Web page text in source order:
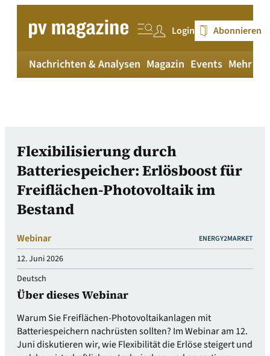
Login Abonnieren
Nachrichten & Analysen Magazin Events Mehr
Flexibilisierung durch
Batteriespeicher: Erlösboost für
Freiflächen-Photovoltaik im
Bestand
Webinar ENERGY2MARKET
12. Juni 2026
Deutsch
Über dieses Webinar
Warum Sie Freiflächen-Photovoltaikanlagen mit
Batteriespeichern nachrüsten sollten? Im Webinar am 12.
Juni diskutieren wir, wie Flexibilität die Erlöse steigert und